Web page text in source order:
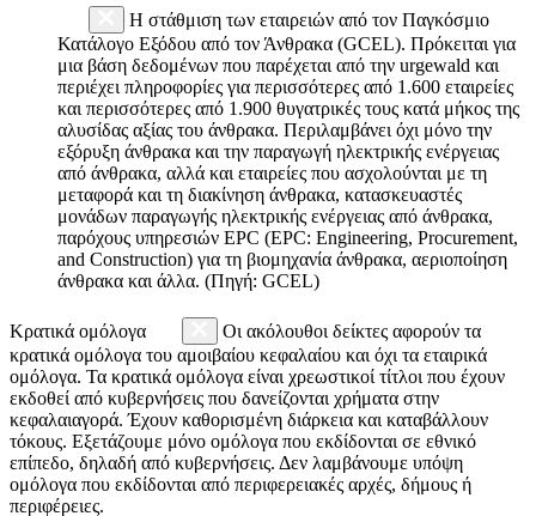
Η στάθμιση των εταιρειών από τον Παγκόσμιο
Κατάλογο Εξόδου από τον Άνθρακα (GCEL). Πρόκειται για
μια βάση δεδομένων που παρέχεται από την urgewald και
περιέχει πληροφορίες για περισσότερες από 1.600 εταιρείες
και περισσότερες από 1.900 θυγατρικές τους κατά μήκος της
αλυσίδας αξίας του άνθρακα. Περιλαμβάνει όχι μόνο την
εξόρυξη άνθρακα και την παραγωγή ηλεκτρικής ενέργειας
από άνθρακα, αλλά και εταιρείες που ασχολούνται με τη
μεταφορά και τη διακίνηση άνθρακα, κατασκευαστές
μονάδων παραγωγής ηλεκτρικής ενέργειας από άνθρακα,
παρόχους υπηρεσιών EPC (EPC: Engineering, Procurement,
and Construction) για τη βιομηχανία άνθρακα, αεριοποίηση
άνθρακα και άλλα. (Πηγή: GCEL)
Κρατικά ομόλογα
Οι ακόλουθοι δείκτες αφορούν τα
κρατικά ομόλογα του αμοιβαίου κεφαλαίου και όχι τα εταιρικά
ομόλογα. Τα κρατικά ομόλογα είναι χρεωστικοί τίτλοι που έχουν
εκδοθεί από κυβερνήσεις που δανείζονται χρήματα στην
κεφαλαιαγορά. Έχουν καθορισμένη διάρκεια και καταβάλλουν
τόκους. Εξετάζουμε μόνο ομόλογα που εκδίδονται σε εθνικό
επίπεδο, δηλαδή από κυβερνήσεις. Δεν λαμβάνουμε υπόψη
ομόλογα που εκδίδονται από περιφερειακές αρχές, δήμους ή
περιφέρειες.